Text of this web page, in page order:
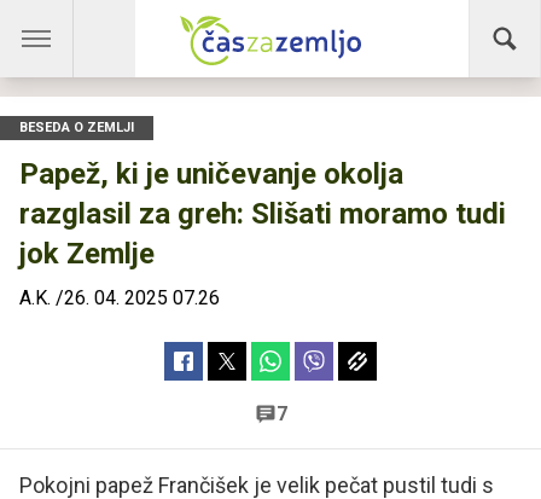
BESEDA O ZEMLJI
Papež, ki je uničevanje okolja
razglasil za greh: Slišati moramo tudi
jok Zemlje
A.K. /26. 04. 2025 07.26
7
Pokojni papež Frančišek je velik pečat pustil tudi s